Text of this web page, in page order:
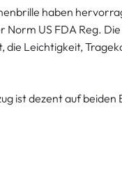
haben
Norm US FDA Reg.
die Leichtigkeit,
ist dezent auf